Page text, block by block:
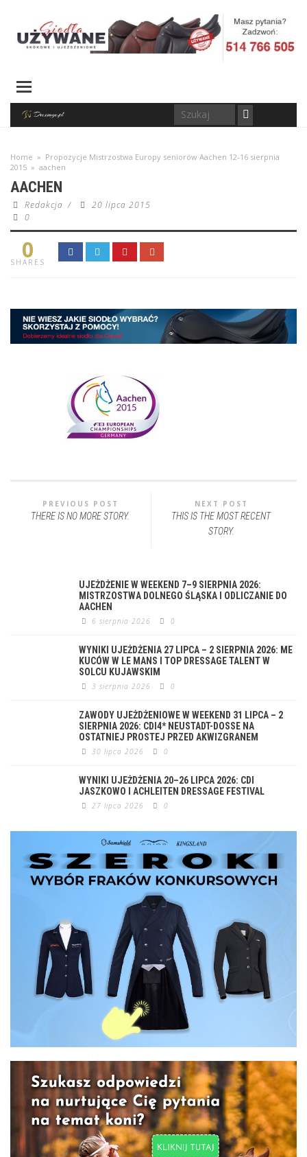
Home » Propozycje Mistrzostwa Europy seniorów Aachen 12-16 sierpnia
2015 » aachen
AACHEN
Redakcja /
20 lipca 2015
0
0
SHARES
PREVIOUS POST
THERE IS NO MORE STORY.
NEXT POST
THIS IS THE MOST RECENT
STORY.
UJEŻDŻENIE W WEEKEND 7–9 SIERPNIA 2026:
MISTRZOSTWA DOLNEGO ŚLĄSKA I ODLICZANIE DO
AACHEN
6 sierpnia 2026 0
WYNIKI UJEŻDŻENIA 27 LIPCA – 2 SIERPNIA 2026: ME
KUCÓW W LE MANS I TOP DRESSAGE TALENT W
SOLCU KUJAWSKIM
3 sierpnia 2026 0
ZAWODY UJEŻDŻENIOWE W WEEKEND 31 LIPCA – 2
SIERPNIA 2026: CDI4* NEUSTADT-DOSSE NA
OSTATNIEJ PROSTEJ PRZED AKWIZGRANEM
30 lipca 2026 0
WYNIKI UJEŻDŻENIA 20–26 LIPCA 2026: CDI
JASZKOWO I ACHLEITEN DRESSAGE FESTIVAL
27 lipca 2026 0